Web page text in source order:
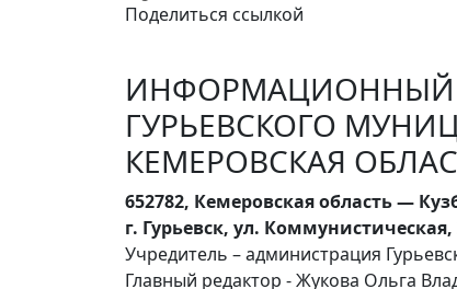
Поделиться ссылкой
ИНФОРМАЦИОННЫЙ
ГУРЬЕВСКОГО
КЕМЕРОВСКАЯ
652782, Кемеровская область —
г. Гурьевск, ул. Коммунистическая,
Учредитель – администрация
Главный редактор - Жукова Ольга